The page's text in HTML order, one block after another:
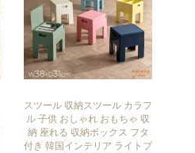
スツール 収納スツール カラフ
ル 子供 おしゃれ おもちゃ 収
納 座れる 収納ボックス フタ
付き 韓国インテリア ライトブ